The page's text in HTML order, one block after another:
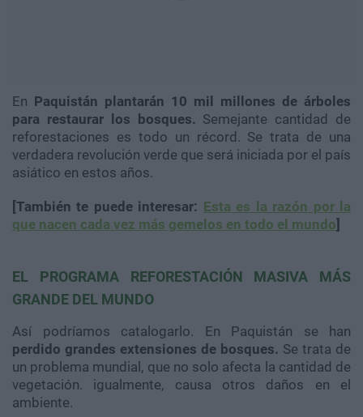
En Paquistán plantarán 10 mil millones de árboles
para restaurar los bosques. Semejante cantidad de
reforestaciones es todo un récord. Se trata de una
verdadera revolución verde que será iniciada por el país
asiático en estos años.
[También te puede interesar: Esta es la razón por la
que nacen cada vez más gemelos en todo el mundo]
EL PROGRAMA REFORESTACIÓN MASIVA MÁS
GRANDE DEL MUNDO
Así podríamos catalogarlo. En Paquistán se han
perdido grandes extensiones de bosques. Se trata de
un problema mundial, que no solo afecta la cantidad de
vegetación. igualmente, causa otros daños en el
ambiente.